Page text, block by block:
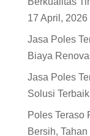
17 April, 2026
Jasa Poles
Biaya
Jasa Poles
Solusi
Poles Teraso
Bersih, Tahan